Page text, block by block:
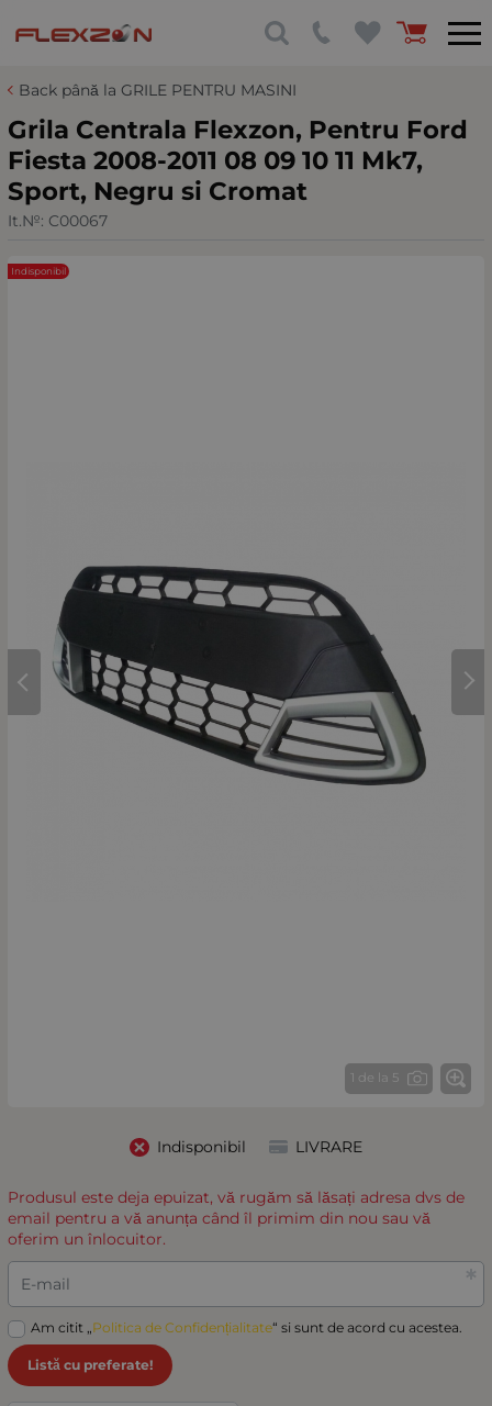
Back până la GRILE PENTRU MASINI
Grila Centrala Flexzon, Pentru Ford
Fiesta 2008-2011 08 09 10 11 Mk7,
Sport, Negru si Cromat
It.№: C00067
1 de la 5
Indisponibil
Indisponibil LIVRARE
Produsul este deja epuizat, vă rugăm să lăsați adresa dvs de
email pentru a vă anunța când îl primim din nou sau vă
oferim un înlocuitor.
E-mail
Am citit „ Politica de Confidențialitate“ si sunt de acord cu acestea.
Listă cu preferate!